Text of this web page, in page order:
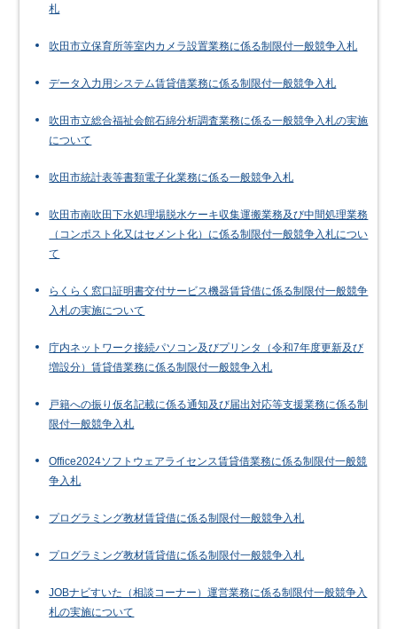
札
吹田市立保育所等室内カメラ設置業務に係る制限付一般競争入札
データ入力用システム賃貸借業務に係る制限付一般競争入札
吹田市立総合福祉会館石綿分析調査業務に係る一般競争入札の実施
について
吹田市統計表等書類電子化業務に係る一般競争入札
吹田市南吹田下水処理場脱水ケーキ収集運搬業務及び中間処理業務
（コンポスト化又はセメント化）に係る制限付一般競争入札につい
て
らくらく窓口証明書交付サービス機器賃貸借に係る制限付一般競争
入札の実施について
庁内ネットワーク接続パソコン及びプリンタ（令和7年度更新及び
増設分）賃貸借業務に係る制限付一般競争入札
戸籍への振り仮名記載に係る通知及び届出対応等支援業務に係る制
限付一般競争入札
Office2024ソフトウェアライセンス賃貸借業務に係る制限付一般競
争入札
プログラミング教材賃貸借に係る制限付一般競争入札
プログラミング教材賃貸借に係る制限付一般競争入札
JOBナビすいた（相談コーナー）運営業務に係る制限付一般競争入
札の実施について